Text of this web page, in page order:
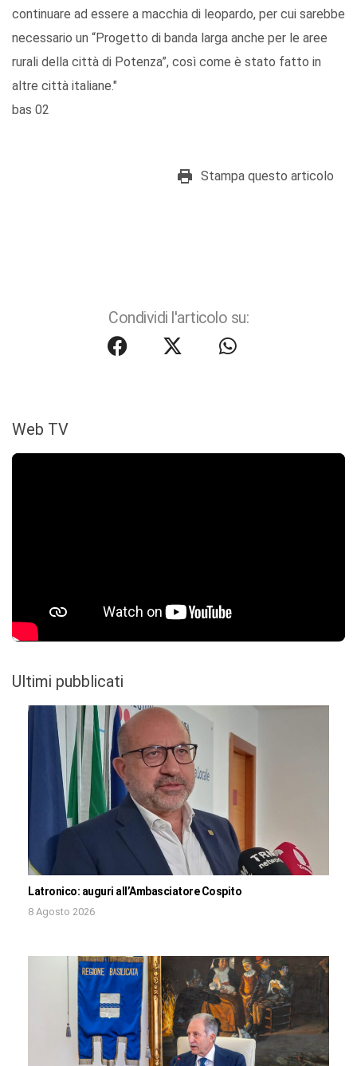
continuare ad essere a macchia di leopardo, per cui sarebbe
necessario un “Progetto di banda larga anche per le aree
rurali della città di Potenza”, così come è stato fatto in
altre città italiane."
bas 02
Stampa questo articolo
Condividi l'articolo su:
Web TV
Ultimi pubblicati
Latronico: auguri all’Ambasciatore Cospito
8 Agosto 2026